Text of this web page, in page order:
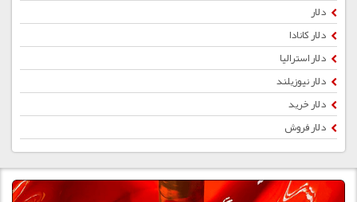
دلار
دلار کانادا
دلار استرالیا
دلار نیوزیلند
دلار خرید
دلار فروش